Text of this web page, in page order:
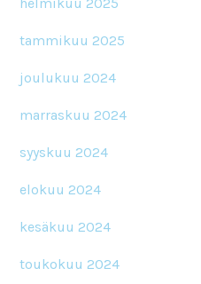
tammikuu 2025
joulukuu 2024
marraskuu 2024
syyskuu 2024
elokuu 2024
kesäkuu 2024
toukokuu 2024